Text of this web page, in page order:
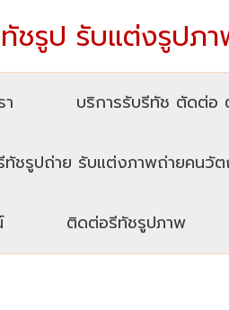
ชรูป รับแต่งรูปภ
บริการรับรีทัช ตัดต่อ
ชรูปถ่าย รับแต่งภาพถ่ายคนวั
ติดต่อรีทัชรูปภาพ